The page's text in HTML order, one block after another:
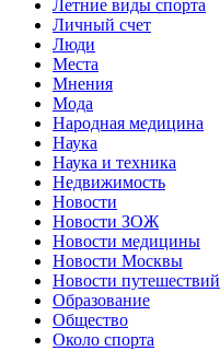
Летние виды спорта
Личный счет
Люди
Места
Мнения
Мода
Народная медицина
Наука
Наука и техника
Недвижимость
Новости
Новости ЗОЖ
Новости медицины
Новости Москвы
Новости путешествий
Образование
Общество
Около спорта